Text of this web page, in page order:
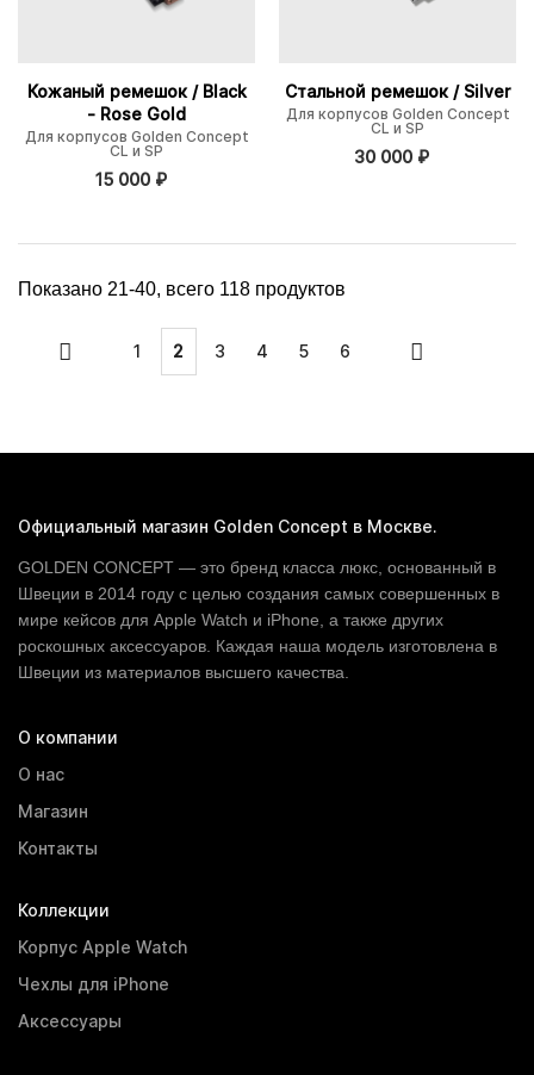
Кожаный ремешок / Black
- Rose Gold
Для корпусов Golden Concept
CL и SP
15 000₽
Стальной ремешок / Silver
Для корпусов Golden Concept
CL и SP
30 000 ₽
Показано 21-40, всего 118 продуктов
1 2 3 4 5 6
Официальный магазин Golden Concept в Москве.
GOLDEN CONCEPT — это бренд класса люкс, основанный в
Швеции в 2014 году с целью создания самых совершенных в
мире кейсов для Apple Watch и iPhone, а также других
роскошных аксессуаров. Каждая наша модель изготовлена в
Швеции из материалов высшего качества.
О компании
О нас
Магазин
Контакты
Коллекции
Корпус Apple Watch
Чехлы для iPhone
Аксессуары